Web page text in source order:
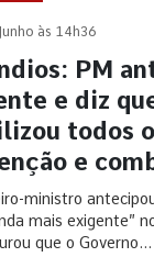
às 14h36
PM
e diz
todos
e
ministro
mais exigente”
que o Governo...